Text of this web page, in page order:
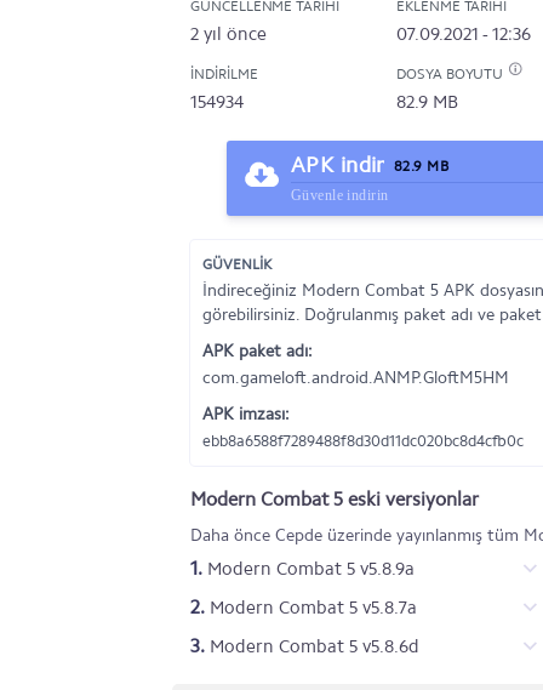
GÜNCELLENME TARIHI
2 yıl önce
EKLENME TARIHI
07.09.2021 - 12:36
İNDIRILME
154934
DOSYA BOYUTU
82.9 MB
APK indir 82.9 MB
Güvenle indirin
GÜVENLİK
İndireceğiniz Modern Combat 5 APK
görebilirsiniz. Doğrulanmış paket adı ve
APK paket adı:
com.gameloft.android.ANMP.GloftM5HM
APK imzası:
ebb8a6588f7289488f8d30d11dc020bc8d4cfb0c
Modern Combat 5 eski versiyonlar
Daha önce Cepde üzerinde yayınlanmış tüm
1. Modern Combat 5 v5.8.9a
2. Modern Combat 5 v5.8.7a
3. Modern Combat 5 v5.8.6d